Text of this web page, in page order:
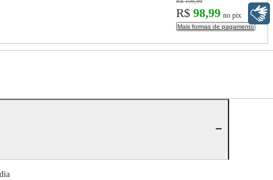
R$ 98,99 no pix
Mais formas de pagamento
Libras